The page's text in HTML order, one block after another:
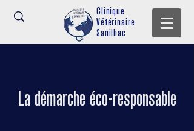
Clinique
Vétérinaire
Sanilhac
La démarche éco-responsable